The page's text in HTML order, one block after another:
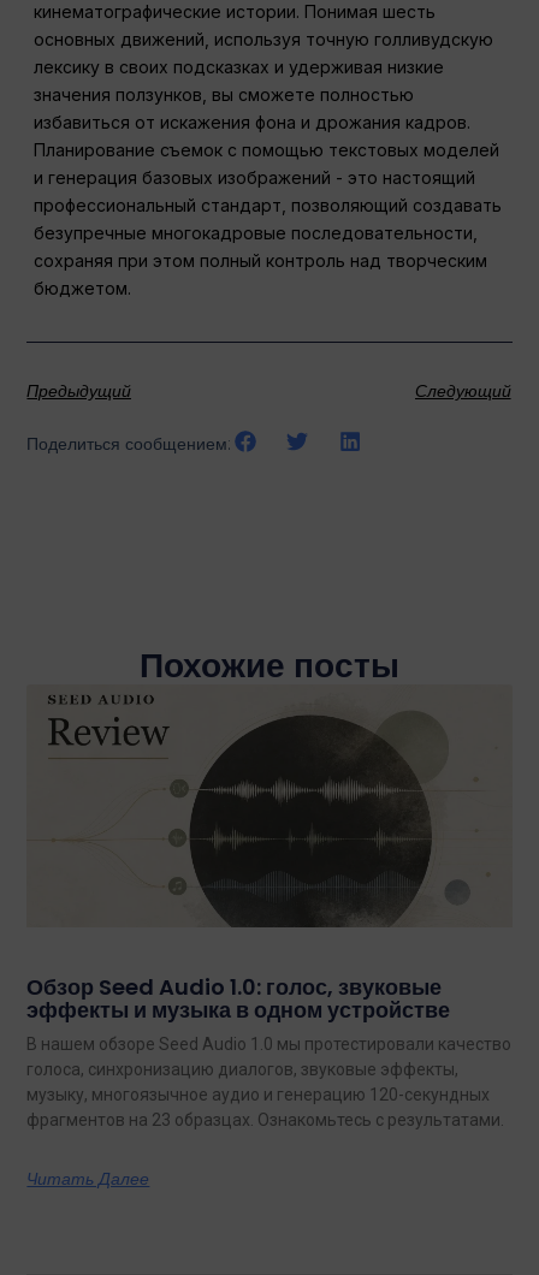
кинематографические истории. Понимая шесть
основных движений, используя точную голливудскую
лексику в своих подсказках и удерживая низкие
значения ползунков, вы сможете полностью
избавиться от искажения фона и дрожания кадров.
Планирование съемок с помощью текстовых моделей
и генерация базовых изображений - это настоящий
профессиональный стандарт, позволяющий создавать
безупречные многокадровые последовательности,
сохраняя при этом полный контроль над творческим
бюджетом.
Предыдущий Следующий
Поделиться сообщением:
Похожие посты
Обзор Seed Audio 1.0: голос, звуковые
эффекты и музыка в одном устройстве
В нашем обзоре Seed Audio 1.0 мы протестировали качество
голоса, синхронизацию диалогов, звуковые эффекты,
музыку, многоязычное аудио и генерацию 120-секундных
фрагментов на 23 образцах. Ознакомьтесь с результатами.
Читать Далее